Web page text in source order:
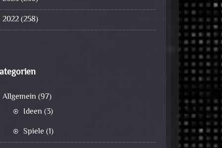
2022(258)
Allgemein (97)
Ideen (3)
Spiele (1)